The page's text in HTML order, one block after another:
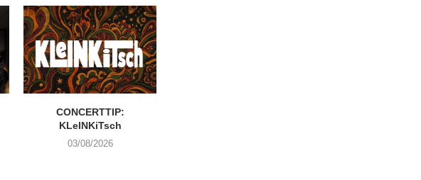
CONCERTTIP:
KLeINKiTsch
03/08/2026